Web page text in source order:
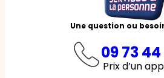
Une question ou
09 73 44
Prix d’un